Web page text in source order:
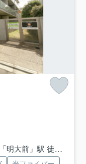
大前」駅 徒歩6分